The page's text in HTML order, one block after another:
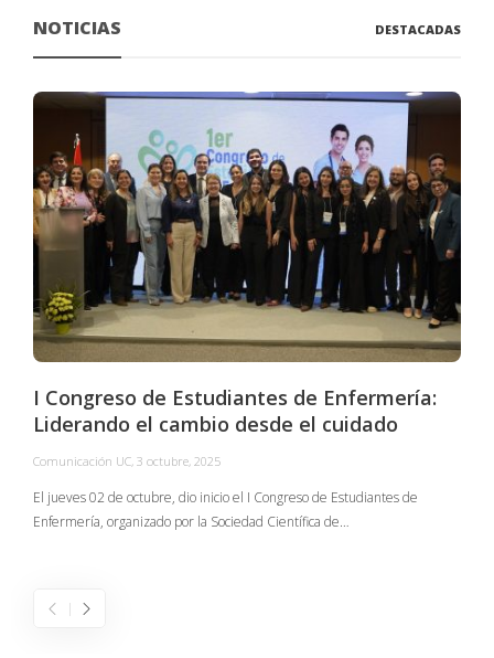
NOTICIAS DESTACADAS
I Congreso de Estudiantes de Enfermería:
Liderando el cambio desde el cuidado
Comunicación UC, 3 octubre, 2025
El jueves 02 de octubre, dio inicio el I Congreso de Estudiantes de
Enfermería, organizado por la Sociedad Científica de…